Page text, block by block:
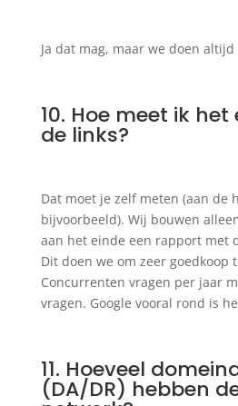
Ja dat mag, maar we doen
10. Hoe meet ik
de links?
Dat moet je zelf meten (aan de
bijvoorbeeld). Wij bouwen
aan het einde een rapport met
Dit doen we om zeer goedkoop
Concurrenten vragen per jaar
vragen. Google vooral rond is
11. Hoeveel
(DA/DR) hebben